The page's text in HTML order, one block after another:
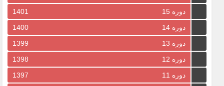
دوره 15
1401
دوره 14
1400
دوره 13
1399
دوره 12
1398
دوره 11
1397